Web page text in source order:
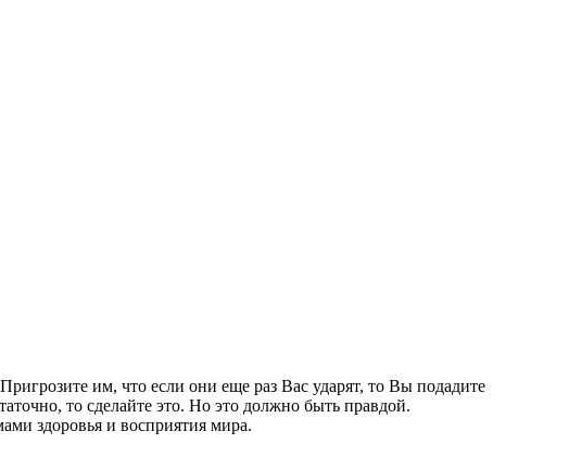
им, что если они еще раз Вас ударят, то Вы подадите
то сделайте это. Но это должно быть правдой.
здоровья и восприятия мира.